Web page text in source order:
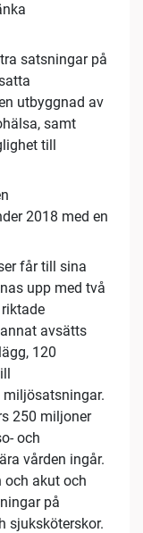
satsningar på
utbyggnad av
samt
till
2018 med en
får till sina
upp med två
avsätts
120
250 miljoner
och
vården ingår.
akut och
på
sjuksköterskor.